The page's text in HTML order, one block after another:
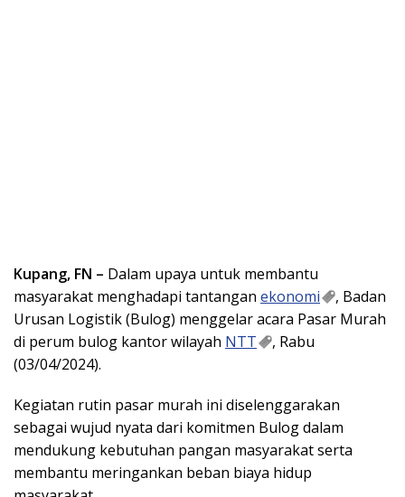
Kupang, FN – Dalam upaya untuk membantu
masyarakat menghadapi tantangan ekonomi
, Badan
Urusan Logistik (Bulog) menggelar acara Pasar Murah
di perum bulog kantor wilayah NTT
, Rabu
(03/04/2024).
Kegiatan rutin pasar murah ini diselenggarakan
sebagai wujud nyata dari komitmen Bulog dalam
mendukung kebutuhan pangan masyarakat serta
membantu meringankan beban biaya hidup